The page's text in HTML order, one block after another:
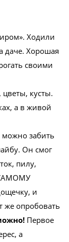
Ходили
даче. Хорошая
своими
кусты.
а в живой
можно забить
Он смог
пилу,
САМОМУ
и
же опробовать
Первое
а